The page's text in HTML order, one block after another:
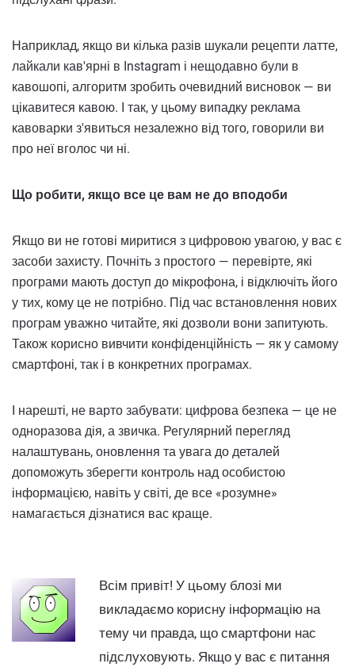
Наприклад, якщо ви кілька разів шукали рецепти латте,
лайкали кав'ярні в Instagram і нещодавно були в
кавошопі, алгоритм зробить очевидний висновок — ви
цікавитеся кавою. І так, у цьому випадку реклама
кавоварки з'явиться незалежно від того, говорили ви
про неї вголос чи ні.
Що робити, якщо все це вам не до вподоби
Якщо ви не готові миритися з цифровою увагою, у вас є
засоби захисту. Почніть з простого — перевірте, які
програми мають доступ до мікрофона, і відключіть його
у тих, кому це не потрібно. Під час встановлення нових
програм уважно читайте, які дозволи вони запитують.
Також корисно вивчити конфіденційність — як у самому
смартфоні, так і в конкретних програмах.
І нарешті, не варто забувати: цифрова безпека — це не
одноразова дія, а звичка. Регулярний перегляд
налаштувань, оновлення та увага до деталей
допоможуть зберегти контроль над особистою
інформацією, навіть у світі, де все «розумне»
намагається дізнатися вас краще.
Всім привіт! У цьому блозі ми
викладаємо корисну інформацію на
тему чи правда, що смартфони нас
підслуховують. Якщо у вас є питання